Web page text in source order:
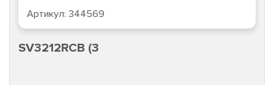
Артикул: 344569
SV3212RCB (3